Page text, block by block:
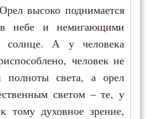
высоко поднимается
небе и немигающими
солнце. А у человека
человек не
полноты света, а орел
светом – те, у
тому духовное зрение,